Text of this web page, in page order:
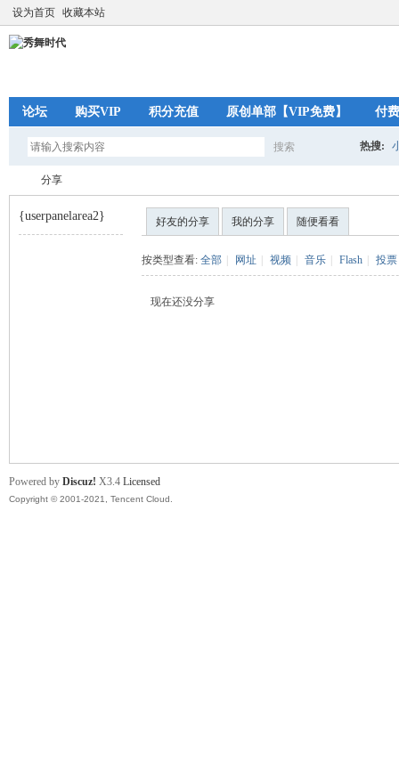
设为首页 收藏本站
论坛 购买VIP 积分充值 原创单部【VIP免费】 付
搜索 热搜:
分享
{userpanelarea2} 好友的分享 我的分享 随便看看
按类型查看: 全部 网址 视频 音乐 Flash 投票
现在还没分享
Powered by Discuz! X3.4 Licensed
Copyright © 2001-2021, Tencent Cloud.